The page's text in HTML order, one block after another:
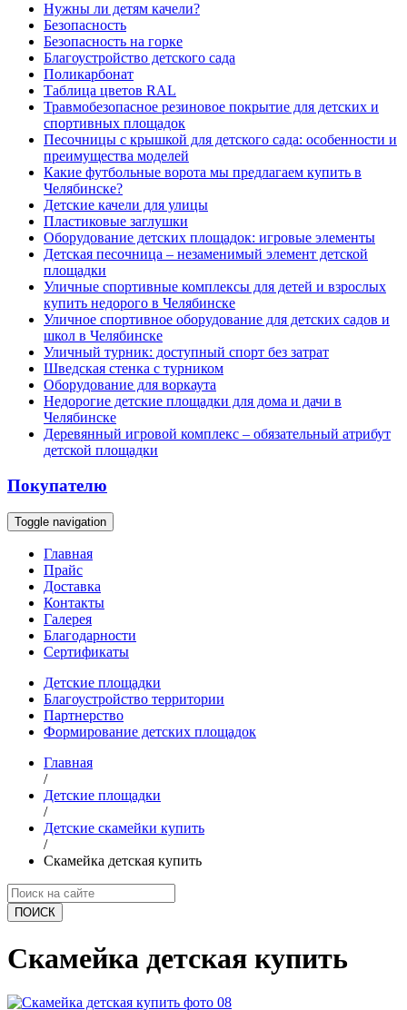
Нужны ли детям качели?
Безопасность
Безопасность на горке
Благоустройство детского сада
Поликарбонат
Таблица цветов RAL
Травмобезопасное резиновое покрытие для детских и
спортивных площадок
Песочницы с крышкой для детского сада: особенности и
преимущества моделей
Какие футбольные ворота мы предлагаем купить в
Челябинске?
Детские качели для улицы
Пластиковые заглушки
Оборудование детских площадок: игровые элементы
Детская песочница – незаменимый элемент детской
площадки
Уличные спортивные комплексы для детей и взрослых
купить недорого в Челябинске
Уличное спортивное оборудование для детских садов и
школ в Челябинске
Уличный турник: доступный спорт без затрат
Шведская стенка с турником
Оборудование для воркаута
Недорогие детские площадки для дома и дачи в
Челябинске
Деревянный игровой комплекс – обязательный атрибут
детской площадки
Покупателю
Toggle navigation
Главная
Прайс
Доставка
Контакты
Галерея
Благодарности
Сертификаты
Детские площадки
Благоустройство территории
Партнерство
Формирование детских площадок
Главная
/
Детские площадки
/
Детские скамейки купить
/
Скамейка детская купить
ПОИCК
Скамейка детская купить